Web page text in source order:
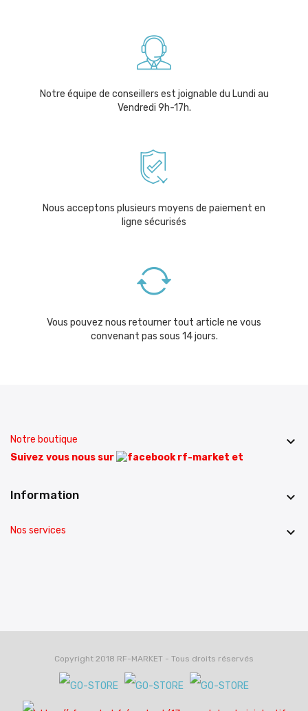
Notre équipe de conseillers est joignable du Lundi au
Vendredi 9h-17h.
Nous acceptons plusieurs moyens de paiement en
ligne sécurisés
Vous pouvez nous retourner tout article ne vous
convenant pas sous 14 jours.
Notre boutique 
Suivez vous nous sur et
Information 
Nos services 
Copyright 2018 RF-MARKET - Tous droits réservés